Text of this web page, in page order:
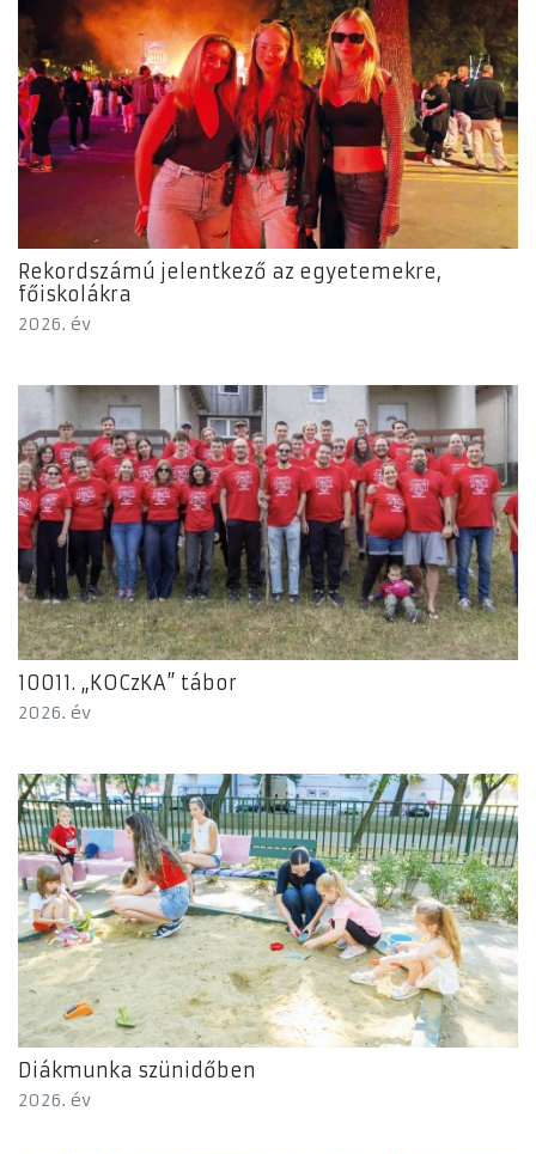
Rekordszámú jelentkező az egyetemekre,
főiskolákra
2026. év
10011. „KOCzKA” tábor
2026. év
Diákmunka szünidőben
2026. év